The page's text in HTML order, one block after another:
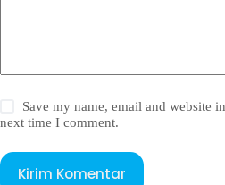
Save my name, email and website
next time I comment.
Kirim Komentar